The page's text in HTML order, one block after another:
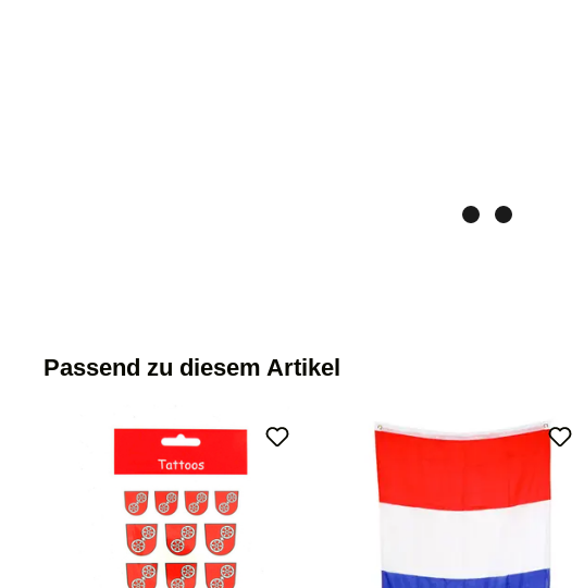
Passend zu diesem Artikel